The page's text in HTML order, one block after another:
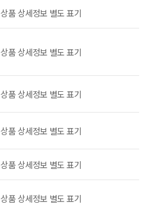
상품 상세정보 별도 표기
상품 상세정보 별도 표기
상품 상세정보 별도 표기
상품 상세정보 별도 표기
상품 상세정보 별도 표기
상품 상세정보 별도 표기